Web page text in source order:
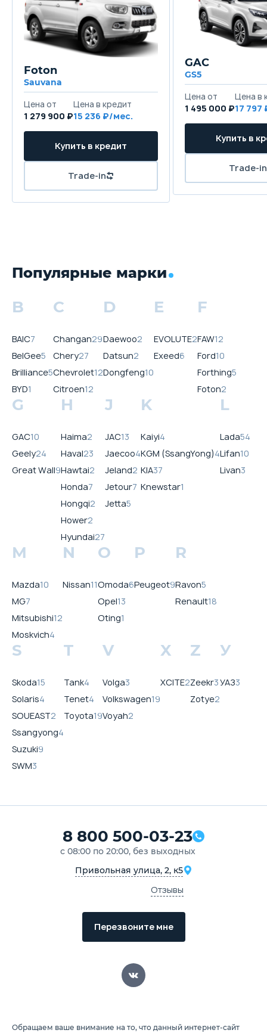
Foton
Sauvana
1 279 900 ₽15 236
GAC
GS5
1 495 000 ₽17 797
Популярные марки
B
BAIC7
BelGee5
Brilliance5
BYD1
C
Changan29
Chery27
Chevrolet12
Citroen12
D
Daewoo2
Datsun2
Dongfeng10
E
EVOLUTE2
Exeed6
F
FAW12
Ford10
Forthing5
Foton2
G
GAC10
Geely24
Great Wall9
H
Haima2
Haval23
Hawtai2
Honda7
Hongqi2
Hower2
Hyundai27
J
JAC13
Jaecoo4
Jeland2
Jetour7
Jetta5
K
Kaiyi4
KGM (SsangYong)4
KIA37
Knewstar1
L
Lada54
Lifan10
Livan3
M
Mazda10
MG7
Mitsubishi12
Moskvich4
N
Nissan11
O
Omoda6
Opel13
Oting1
P
Peugeot9
R
Ravon5
Renault18
S
Skoda15
Solaris4
SOUEAST2
Ssangyong4
Suzuki9
SWM3
T
Tank4
Tenet4
Toyota19
V
Volga3
Volkswagen19
Voyah2
X
XCITE2
Z
Zeekr3
Zotye2
У
УАЗ3
8 800 500-03-23
с 08:00 по 20:00, без выходных
Привольная улица, 2, к5
Отзывы
Перезвоните мне
Обращаем ваше внимание на то, что данный интернет-сайт